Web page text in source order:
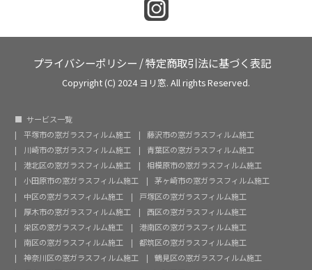
プライバシーポリシー /特定商取引法に基づく表記
Copyright (C) 2024 ヨリ窓. All rights Reserved.
サービス一覧
平塚市の窓ガラスフィルム施工
藤沢市の窓ガラスフィルム施工
川崎市の窓ガラスフィルム施工
青葉区の窓ガラスフィルム施工
港北区の窓ガラスフィルム施工
相模原市の窓ガラスフィルム施工
小田原市の窓ガラスフィルム施工
茅ヶ崎市の窓ガラスフィルム施工
中区の窓ガラスフィルム施工
戸塚区の窓ガラスフィルム施工
厚木市の窓ガラスフィルム施工
西区の窓ガラスフィルム施工
栄区の窓ガラスフィルム施工
港南区の窓ガラスフィルム施工
南区の窓ガラスフィルム施工
都筑区の窓ガラスフィルム施工
神奈川区の窓ガラスフィルム施工
鶴見区の窓ガラスフィルム施工